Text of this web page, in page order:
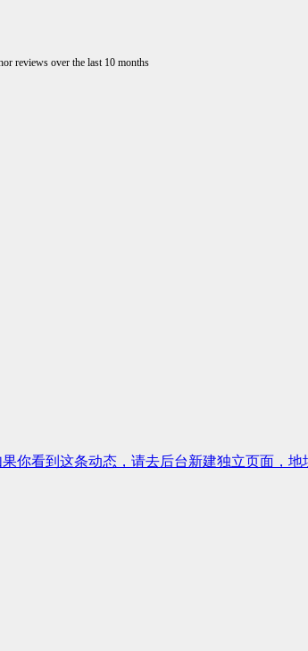
reviews over the last 10 months
你看到这条动态，请去后台新建独立页面，